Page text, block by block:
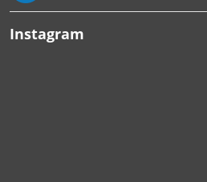
Instagram